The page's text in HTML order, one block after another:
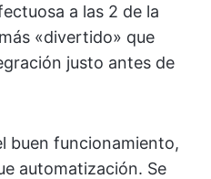
a las 2 de la
«divertido» que
justo antes de
buen funcionamiento,
automatización. Se